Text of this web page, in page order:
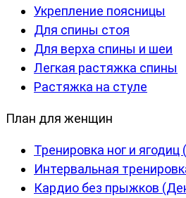
Укрепление поясницы
Для спины стоя
Для верха спины и шеи
Легкая растяжка спины
Растяжка на стуле
План для женщин
Тренировка ног и ягодиц
Интервальная
Кардио без прыжков